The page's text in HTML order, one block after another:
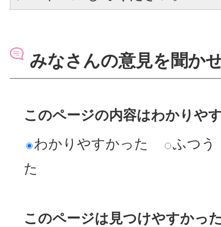
みなさんの意見を聞か
このページの内容はわかりや
わかりやすかった
ふつう
た
このページは見つけやすかっ